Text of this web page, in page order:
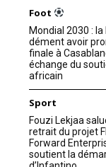
Foot
Mondial 2030 : la
dément avoir
finale à
échange du
africain
Sport
Fouzi Lekjaa
retrait du projet
Forward
soutient la